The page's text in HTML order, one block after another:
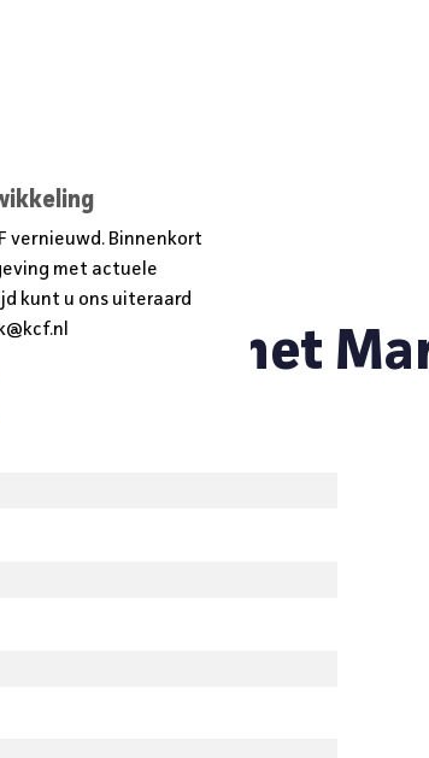
op met
vernieuwd. Binnenkort
met actuele
kunt u ons uiteraard